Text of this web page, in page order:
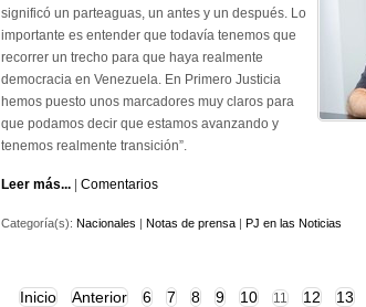
significó un parteaguas, un antes y un después. Lo
importante es entender que todavía tenemos que
recorrer un trecho para que haya realmente
democracia en Venezuela. En Primero Justicia
hemos puesto unos marcadores muy claros para
que podamos decir que estamos avanzando y
tenemos realmente transición”.
Leer más... Comentarios
Categoría(s): Nacionales | Notas de prensa | PJ en las Noticias
Inicio Anterior 6 7 8 9 10 11 12 13